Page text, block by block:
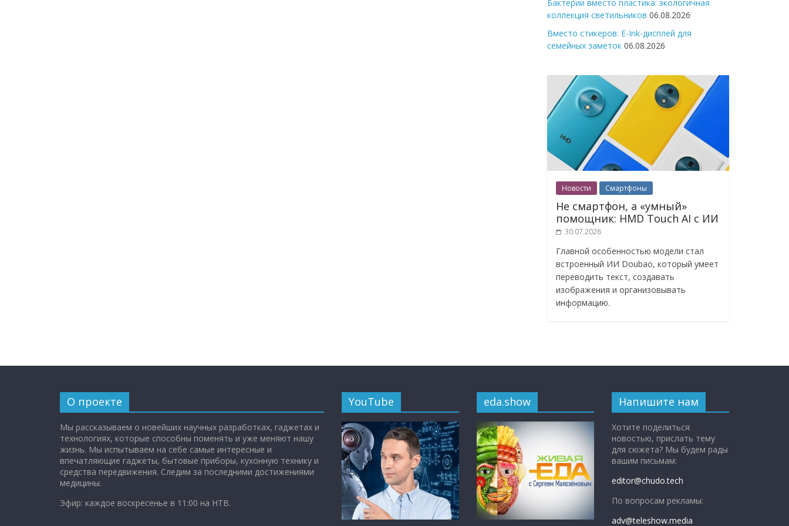
Бактерии вместо пластика: экологичная
коллекция светильников 06.08.2026
Вместо стикеров: E-Ink-дисплей для
семейных заметок 06.08.2026
Новости Смартфоны
Не смартфон, а «умный»
помощник: HMD Touch AI с ИИ
30.07.2026
Главной особенностью модели стал
встроенный ИИ Doubao, который умеет
переводить текст, создавать
изображения и организовывать
информацию.
О проекте
Мы рассказываем о новейших научных разработках, гаджетах и
технологиях, которые способны поменять и уже меняют нашу
жизнь. Мы испытываем на себе самые интересные и
впечатляющие гаджеты, бытовые приборы, кухонную технику и
средства передвижения. Следим за последними достижениями
медицины.
Эфир: каждое воскресенье в 11:00 на НТВ.
YouTube eda.show Напишите нам
Хотите поделиться
новостью, прислать тему
для сюжета? Мы будем рады
вашим письмам:
editor@chudo.tech
По вопросам рекламы:
adv@teleshow.media